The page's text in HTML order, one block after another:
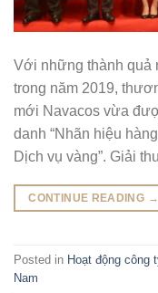
Với những thành quả
trong năm 2019,
mới Navacos vừa
danh “Nhãn hiệu
Dịch vụ vàng”. Giải
CONTINUE READING →
Posted in Hoạt động công
Nam